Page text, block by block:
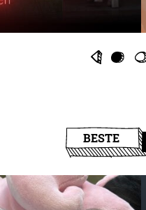
BESTE